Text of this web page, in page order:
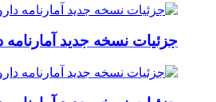
جزئیات نسخه جدید آمارنامه